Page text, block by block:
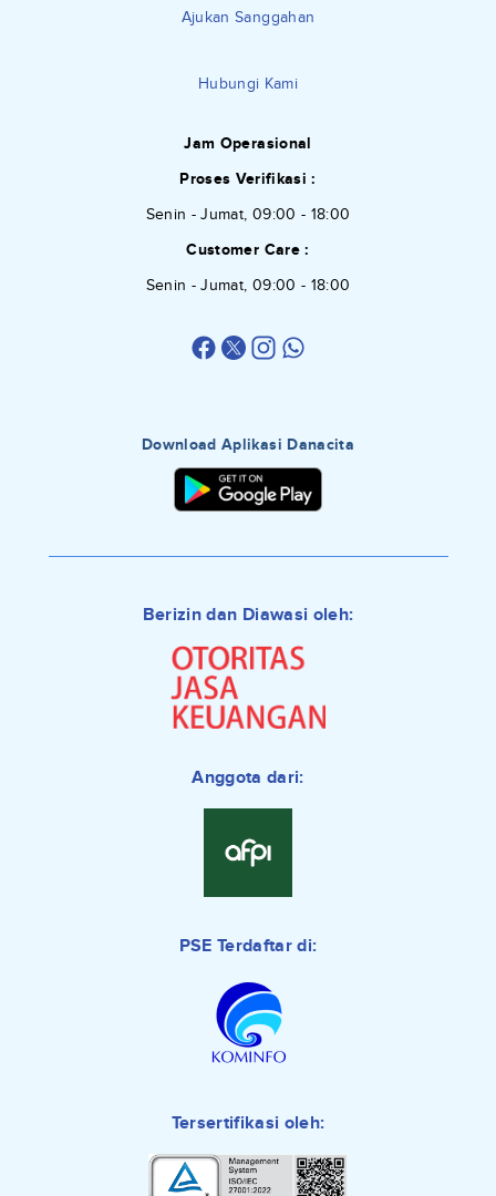
Ajukan Sanggahan
Hubungi Kami
Jam Operasional
Proses Verifikasi :
Senin - Jumat, 09:00 - 18:00
Customer Care :
Senin - Jumat, 09:00 - 18:00
Download Aplikasi Danacita
Berizin dan Diawasi oleh:
Anggota dari:
PSE Terdaftar di:
Tersertifikasi oleh: